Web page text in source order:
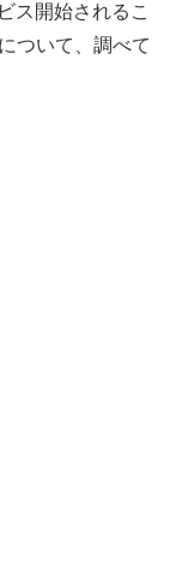
ス開始されるこ
ついて、調べて